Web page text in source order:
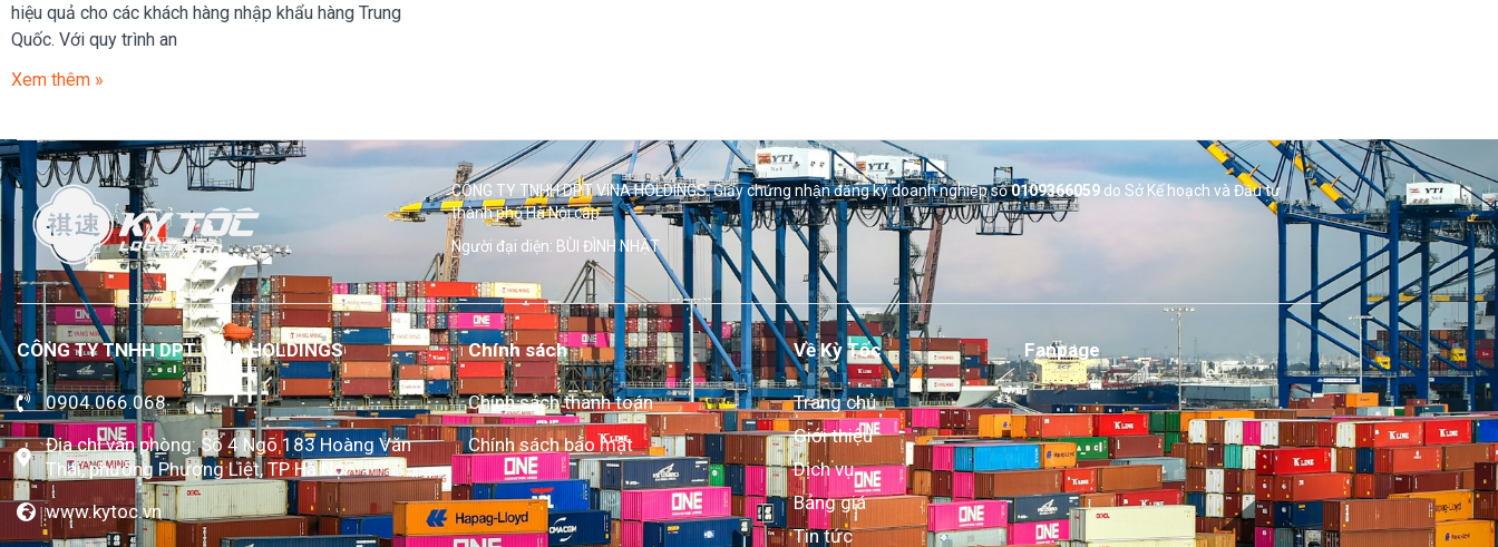
hiệu quả cho các khách hàng nhập khẩu hàng Trung
Quốc. Với quy trình an
Xem thêm »
CÔNG TY TNHH DPT VINA HOLDINGS. Giấy chứng nhận đăng ký doanh nghiệp số0109366059do Sở Kế hoạch và Đầu tư
thành phố Hà Nội cấp.
Người đại diện: BÙI ĐÌNH NHẬT
CÔNG TY TNHH DPT VINA HOLDINGS
0904.066.068
Địa chỉ văn phòng: Số 4 Ngõ 183 Hoàng Văn
Thái, phường Phương Liệt, TP Hà Nội
www.kytoc.vn
Chính sách
Chính sách thanh toán
Chính sách bảo mật
Về Kỳ Tốc
Trang chủ
Giới thiệu
Dịch vụ
Bảng giá
Tin tức
Fanpage